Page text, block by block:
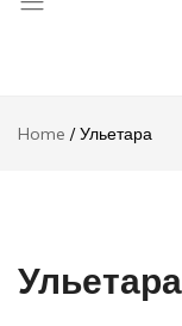
Home
Ульетара
Ульетара